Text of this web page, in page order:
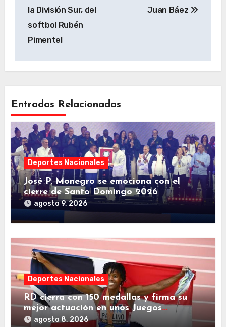
entradas
la División Sur, del
softbol Rubén
Pimentel
Juan Báez
Entradas Relacionadas
Deportes Nacionales
José P. Monegro se emociona con el
cierre de Santo Domingo 2026
agosto 9, 2026
Deportes Nacionales
RD cierra con 150 medallas y firma su
mejor actuación en unos Juegos
Centroamericanos
agosto 8, 2026